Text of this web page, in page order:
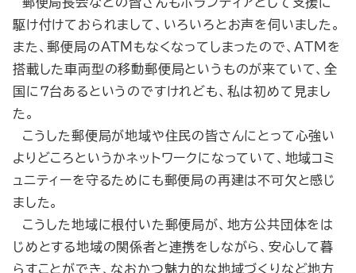
駆け付けておられまして、いろいろとお声を伺いました。
また、郵便局のATMもなくなってしまったので、ATMを
搭載した車両型の移動郵便局というものが来ていて、全
国に７台あるというのですけれども、私は初めて見まし
た。
こうした郵便局が地域や住民の皆さんにとって心強い
よりどころというかネットワークになっていて、地域コミ
ュニティーを守るためにも郵便局の再建は不可欠と感じ
ました。
こうした地域に根付いた郵便局が、地方公共団体をは
じめとする地域の関係者と連携をしながら、安心して暮
らすことができ、なおかつ魅力的な地域づくりなど地方